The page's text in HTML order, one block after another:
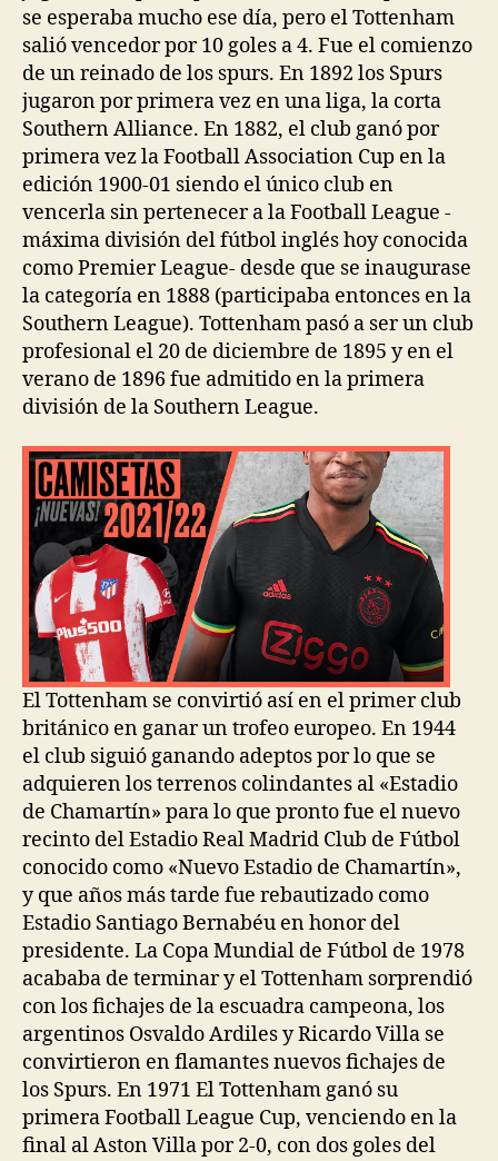
se esperaba mucho ese día, pero el Tottenham
salió vencedor por 10 goles a 4. Fue el comienzo
de un reinado de los spurs. En 1892 los Spurs
jugaron por primera vez en una liga, la corta
Southern Alliance. En 1882, el club ganó por
primera vez la Football Association Cup en la
edición 1900-01 siendo el único club en
vencerla sin pertenecer a la Football League -
máxima división del fútbol inglés hoy conocida
como Premier League- desde que se inaugurase
la categoría en 1888 (participaba entonces en la
Southern League). Tottenham pasó a ser un club
profesional el 20 de diciembre de 1895 y en el
verano de 1896 fue admitido en la primera
división de la Southern League.
El Tottenham se convirtió así en el primer club
británico en ganar un trofeo europeo. En 1944
el club siguió ganando adeptos por lo que se
adquieren los terrenos colindantes al «Estadio
de Chamartín» para lo que pronto fue el nuevo
recinto del Estadio Real Madrid Club de Fútbol
conocido como «Nuevo Estadio de Chamartín»,
y que años más tarde fue rebautizado como
Estadio Santiago Bernabéu en honor del
presidente. La Copa Mundial de Fútbol de 1978
acababa de terminar y el Tottenham sorprendió
con los fichajes de la escuadra campeona, los
argentinos Osvaldo Ardiles y Ricardo Villa se
convirtieron en flamantes nuevos fichajes de
los Spurs. En 1971 El Tottenham ganó su
primera Football League Cup, venciendo en la
final al Aston Villa por 2-0, con dos goles del